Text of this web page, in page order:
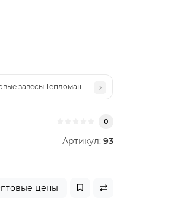
завесы Тепломаш 500 Комфорт
0
Артикул: 93
цены